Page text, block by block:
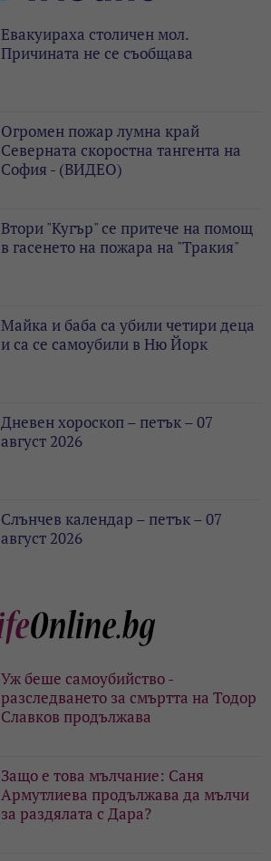
Евакуираха столичен мол.
Причината не се съобщава
Огромен пожар лумна край
Северната скоростна тангента на
София - (ВИДЕО)
Втори "Кугър" се притече на помощ
в гасенето на пожара на "Тракия"
Майка и баба са убили четири деца
и са се самоубили в Ню Йорк
Дневен хороскоп – петък – 07
август 2026
Слънчев календар – петък – 07
август 2026
Уж беше самоубийство -
разследването за смъртта на Тодор
Славков продължава
Защо е това мълчание: Саня
Армутлиева продължава да мълчи
за раздялата с Дара?